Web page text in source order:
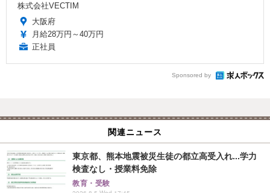
株式会社VECTIM
大阪府
月給28万円～40万円
正社員
Sponsored by
関連ニュース
東京都、熊本地震被災生徒の都立高受入れ...学力
検査なし・授業料免除
教育・受験